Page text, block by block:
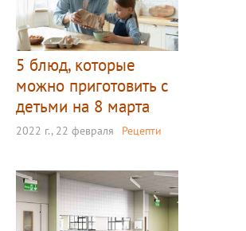
5 блюд, которые
можно приготовить с
детьми на 8 марта
2022 г., 22 февраля Рецепти